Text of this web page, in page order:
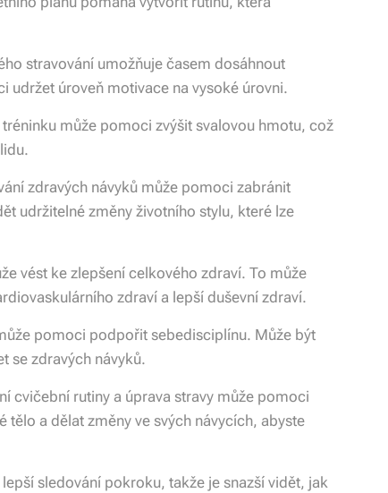
stravování umožňuje časem dosáhnout
úroveň motivace na vysoké úrovni.
může pomoci zvýšit svalovou hmotu, což
zdravých návyků může pomoci zabránit
udržitelné změny životního stylu, které lze
vést ke zlepšení celkového zdraví. To může
zdraví a lepší duševní zdraví.
pomoci podpořit sebedisciplínu. Může být
se zdravých návyků.
cvičební rutiny a úprava stravy může pomoci
tělo a dělat změny ve svých návycích, abyste
sledování pokroku, takže je snazší vidět, jak